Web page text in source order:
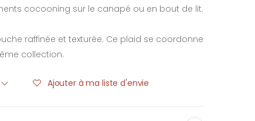
cocooning sur le canapé ou en bout de lit.
raffinée et texturée. Ce plaid se coordonne
collection.
Ajouter à ma liste d'envie